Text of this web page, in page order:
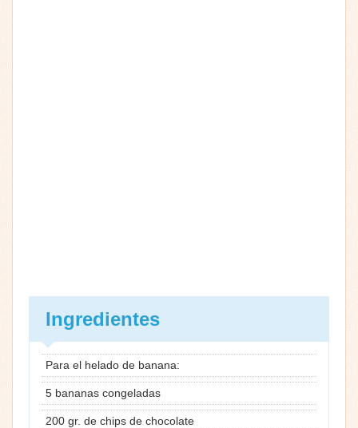
Ingredientes
Para el helado de banana:
5 bananas congeladas
200 gr. de chips de chocolate